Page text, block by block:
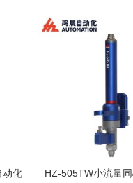
动化
HZ-505TW小流量